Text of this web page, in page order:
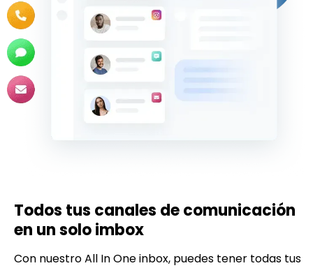
Todos tus canales de comunicación
en un solo imbox
Con nuestro All In One inbox, puedes tener todas tus